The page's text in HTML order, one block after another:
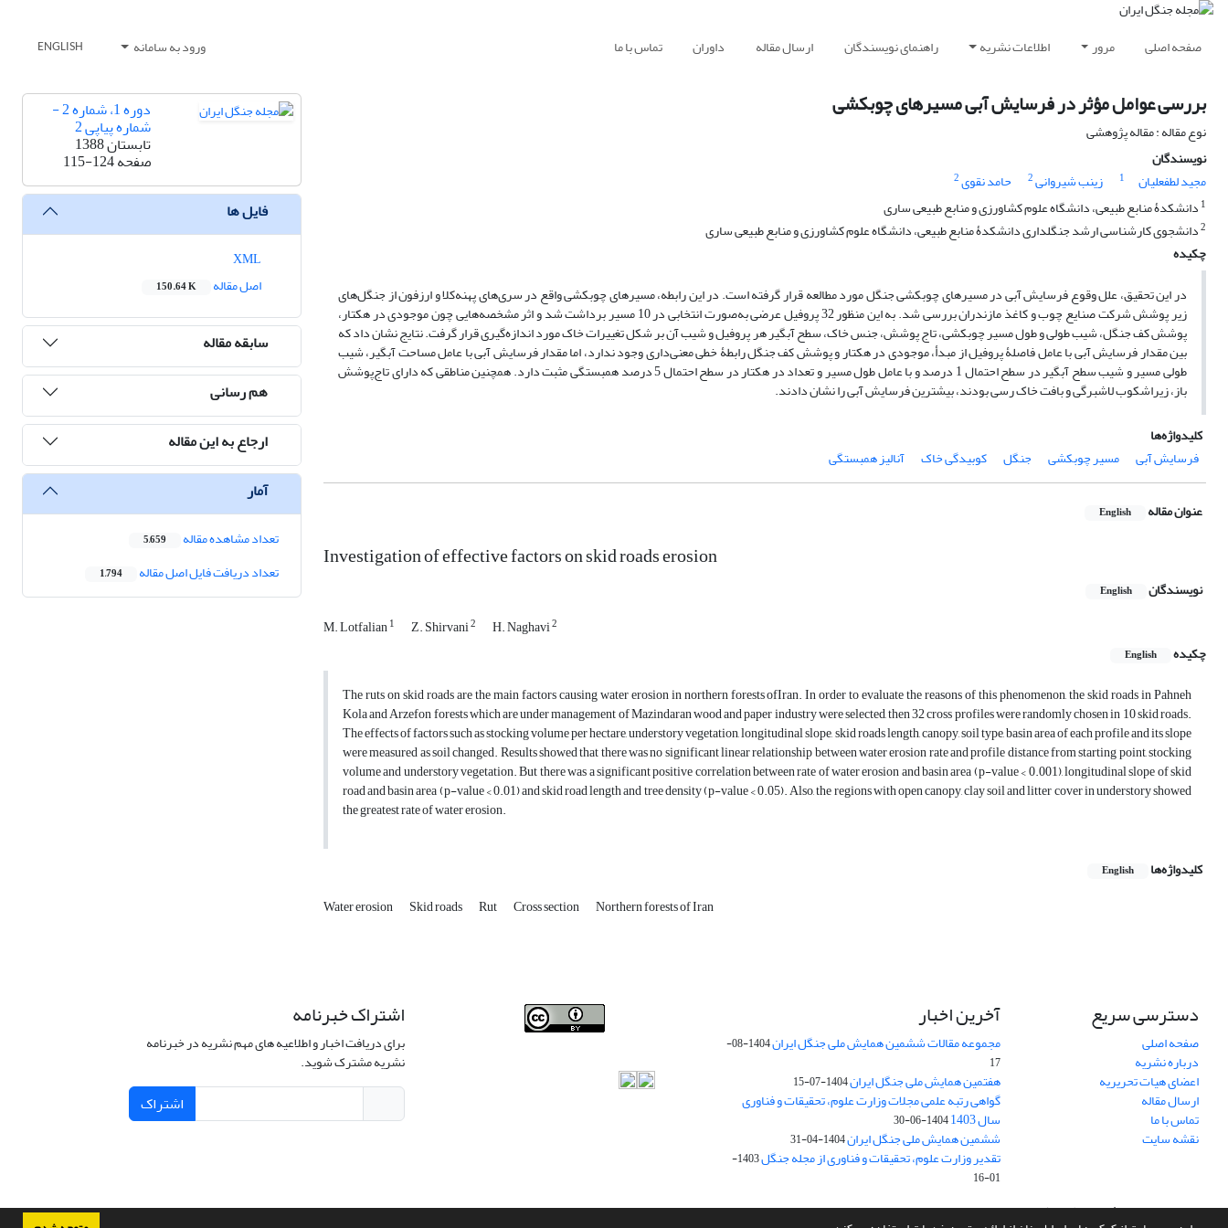
صفحه اصلی مرور اطلاعات نشریه راهنمای نویسندگان ارسال مقاله داوران تماس با ما ورود به سامانه ENGLISH
بررسی عوامل مؤثر در فرسایش آبی مسیرهای چوبکشی
نوع مقاله : مقاله پژوهشی
نویسندگان
مجید لطفعلیان
1 زینب شیروانی2 حامد نقوی2
1 دانشکدۀ منابع طبیعی، دانشگاه علوم کشاورزی و منابع طبیعی ساری
2دانشجوی کارشناسی ارشد جنگلداری دانشکدۀ منابع طبیعی، دانشگاه علوم کشاورزی و منابع طبیعی ساری
چکیده
در این تحقیق، علل وقوع فرسایش آبی در مسیرهای چوبکشی جنگل مورد مطالعه قرار گرفته است. در این رابطه، مسیرهای چوبکشی واقع در سری‌های پهنه‌کلا و ارزفون از جنگل‌های
زیر پوشش شرکت صنایع چوب و کاغذ مازندران بررسی شد. به این منظور 32 پروفیل عرضی به‌صورت انتخابی در 10 مسیر برداشت شد و اثر مشخصه‌هایی چون موجودی در هکتار،
پوشش کف جنگل، شیب طولی و طول مسیر چوبکشی، تاج پوشش، جنس خاک، سطح آبگیر هر پروفیل و شیب آن بر شکل تغییرات خاک مورد اندازه‌گیری قرار گرفت. نتایج نشان داد که
بین مقدار فرسایش آبی با عامل فاصلۀ پروفیل از مبدأ، موجودی در هکتار و پوشش کف جنگل رابطۀ خطی معنی‌داری وجود ندارد، اما مقدار فرسایش آبی با عامل مساحت ‌آبگیر، شیب
طولی مسیر و شیب سطح آبگیر در سطح احتمال 1 درصد و با عامل طول مسیر و تعداد در هکتار در سطح احتمال 5 درصد همبستگی مثبت دارد. همچنین مناطقی که دارای تاج‌پوشش
باز، زیر‌اشکوب لاشبرگی و بافت خاک رسی بودند، بیشترین فرسایش آبی را نشان دادند.
کلیدواژه‌ها
فرسایش آبی
مسیر چوبکشی جنگل کوبیدگی خاک آنالیز همبستگی
عنوان مقاله English
Investigation of effective factors on skid roads erosion
نویسندگان English
M. Lotfalian1 Z. Shirvani2 H. Naghavi2
چکیده English
The ruts on skid roads are the main factors causing water erosion in northern forests ofIran. In order to evaluate the reasons of this phenomenon, the skid roads in Pahneh
Kola and Arzefon forests which are under management of Mazindaran wood and paper industry were selected, then 32 cross profiles were randomly chosen in 10 skid roads.
The effects of factors such as stocking volume per hectare, understory vegetation, longitudinal slope, skid roads length, canopy, soil type, basin area of each profile and its slope
were measured as soil changed. Results showed that there was no significant linear relationship between water erosion rate and profile distance from starting point, stocking
volume and understory vegetation. But there was a significant positive correlation between rate of water erosion and basin area (p-value < 0.001), longitudinal slope of skid
road and basin area (p-value < 0.01) and skid road length and tree density (p-value < 0.05). Also, the regions with open canopy, clay soil and litter cover in understory showed
the greatest rate of water erosion.
کلیدواژه‌ها English
Water erosion Skid roads Rut Cross section Northern forests of Iran
دوره 1، شماره 2 -
شماره پیاپی 2
تابستان 1388
صفحه115-124
فایل ها
اصل مقاله
150.64 K
سابقه مقاله
هم رسانی
ارجاع به این مقاله
آمار
تعداد مشاهده مقاله 5,659
تعداد دریافت فایل اصل مقاله 1,794
دسترسی سریع
صفحه اصلی
درباره نشریه
اعضای هیات تحریریه
ارسال مقاله
تماس با ما
نقشه سایت
آخرین اخبار
مجموعه مقالات ششمین همایش ملی جنگل ایران
1404-08-
17
هفتمین همایش ملی جنگل ایران1404-07-15
گواهی رتبه علمی مجلات وزارت علوم، تحقیقات و فناوری
سال 1403 1404-06-30
ششمین همایش ملی جنگل ایران1404-04-31
تقدیر وزارت علوم، تحقیقات و فناوری از مجله جنگل
1403-
01-16
Attribution 4.0 International
اشتراک خبرنامه
برای دریافت اخبار و اطلاعیه های مهم نشریه در خبرنامه
نشریه مشترک شوید.
اشتراک
سامانه مدیریت نشریات علمی.طراحی و پیاده سازی ازسیناوب